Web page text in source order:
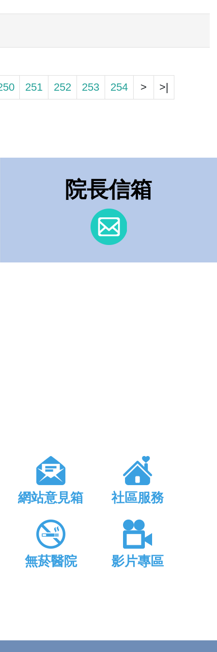
251 252 253 254 > >|
院長信箱
網站意見箱 社區服務
無菸醫院 影片專區